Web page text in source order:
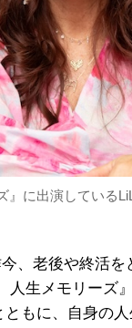
』に出演している
、老後や終活
人生メモリーズ
もに、自身の